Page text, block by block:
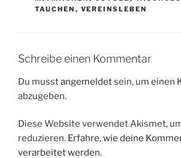
TAUCHEN , VEREINSLEBEN
Schreibe einen Kommentar
Du musstangemeldetsein, um einen
abzugeben.
Diese Website verwendet Akismet,
reduzieren. Erfahre, wie deine
verarbeitet werden.